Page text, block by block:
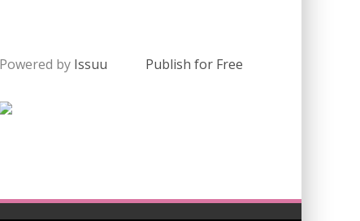
Powered by Issuu Publish for Free